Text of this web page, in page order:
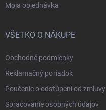
Moja objednávka
VŠETKO O NÁKUPE
Obchodné podmienky
Reklamačný poriadok
Poučenie o odstúpení od zmluvy
Spracovanie osobných údajov